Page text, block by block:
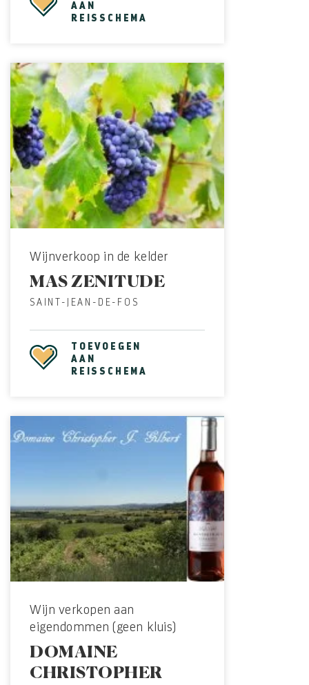
AAN
REISSCHEMA
Wijnverkoop in de kelder
MAS ZENITUDE
SAINT-JEAN-DE-FOS
TOEVOEGEN
AAN
REISSCHEMA
Wijn verkopen aan
eigendommen (geen kluis)
DOMAINE
CHRISTOPHER